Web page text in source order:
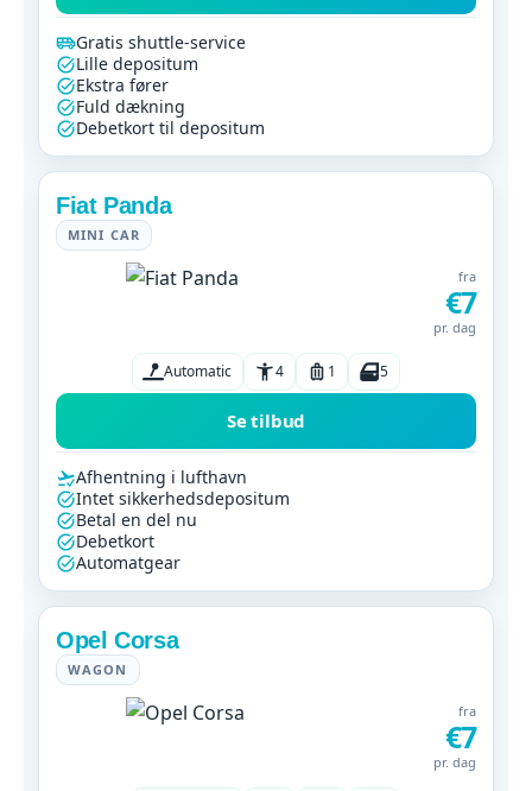
Gratis shuttle-service
Lille depositum
Ekstra fører
Fuld dækning
Debetkort til depositum
Fiat Panda
MINI CAR
fra
€7
pr. dag
Automatic 4 1 5
Se tilbud
Afhentning i lufthavn
Intet sikkerhedsdepositum
Betal en del nu
Debetkort
Automatgear
Opel Corsa
WAGON
fra
€7
pr. dag